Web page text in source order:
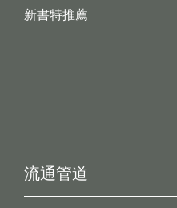
新書特推薦
流通管道